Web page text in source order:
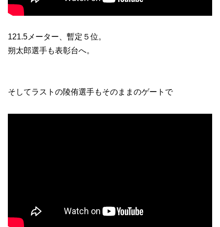
121.5メーター、暫定５位。
朔太郎選手も表彰台へ。
そしてラストの陵侑選手もそのままのゲートで